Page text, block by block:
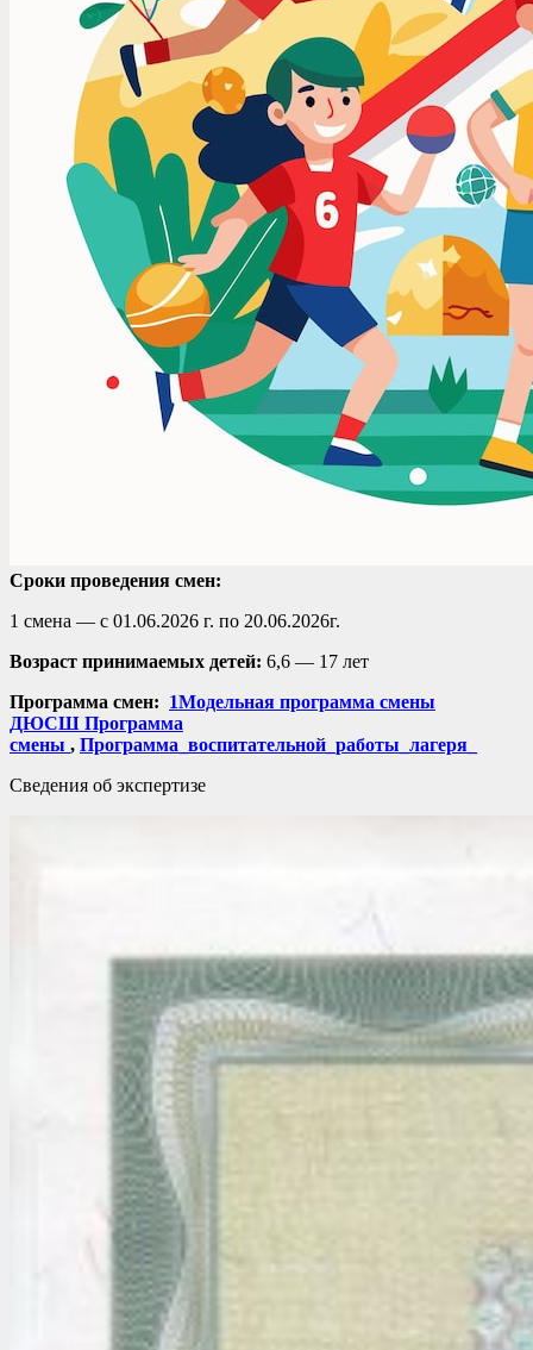
Сроки проведения смен:
1 смена — с 01.06.2026 г. по 20.06.2026г.
Возраст принимаемых детей: 6,6 — 17 лет
Программа смен: 1Модельная программа смены
ДЮСШ Программа
смены , Программа_воспитательной_работы_лагеря_
Сведения об экспертизе